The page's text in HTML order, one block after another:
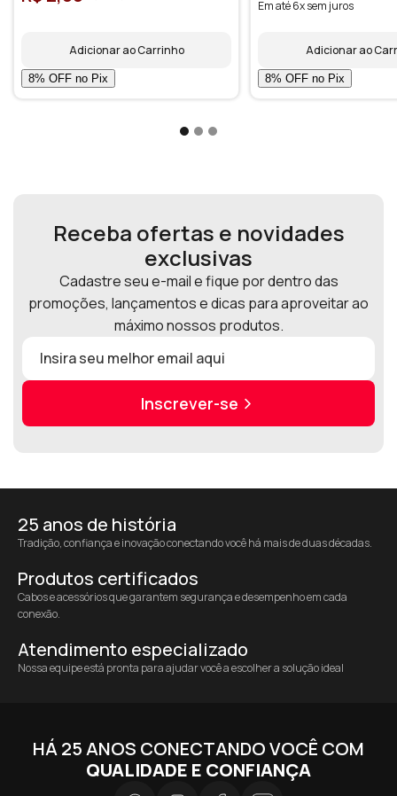
Adicionar ao Carrinho
Em até 6x sem juros
Adicionar ao
Receba ofertas e novidades
exclusivas
Cadastre seu e-mail e fique por dentro das
promoções, lançamentos e dicas para aproveitar ao
máximo nossos produtos.
Inscrever-se
25 anos de história
Tradição, confiança e inovação conectando você há mais de duas décadas.
Produtos certificados
Cabos e acessórios que garantem segurança e desempenho em cada
conexão.
Atendimento especializado
Nossa equipe está pronta para ajudar você a escolher a solução ideal
HÁ 25 ANOS CONECTANDO VOCÊ COM
QUALIDADE E CONFIANÇA